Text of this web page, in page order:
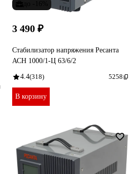
3 490 ₽
Стабилизатор напряжения Ресанта
АСН 1000/1-Ц 63/6/2
4.4(318) 5258
В корзину